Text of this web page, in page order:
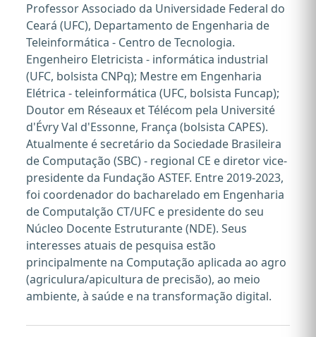
Professor Associado da Universidade Federal do
Ceará (UFC), Departamento de Engenharia de
Teleinformática - Centro de Tecnologia.
Engenheiro Eletricista - informática industrial
(UFC, bolsista CNPq); Mestre em Engenharia
Elétrica - teleinformática (UFC, bolsista Funcap);
Doutor em Réseaux et Télécom pela Université
d'Évry Val d'Essonne, França (bolsista CAPES).
Atualmente é secretário da Sociedade Brasileira
de Computação (SBC) - regional CE e diretor vice-
presidente da Fundação ASTEF. Entre 2019-2023,
foi coordenador do bacharelado em Engenharia
de Computalção CT/UFC e presidente do seu
Núcleo Docente Estruturante (NDE). Seus
interesses atuais de pesquisa estão
principalmente na Computação aplicada ao agro
(agriculura/apicultura de precisão), ao meio
ambiente, à saúde e na transformação digital.